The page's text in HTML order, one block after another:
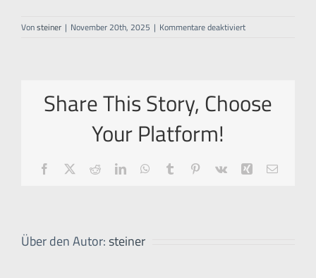
Vonsteiner | November 20th, 2025 | Kommentare deaktiviertfür
Share This Story, Choose
Your Platform!
Facebook RedditLinkedInWhatsApp
Tumblr Pinterest
Vk Xing E-
Über den Autor:steiner